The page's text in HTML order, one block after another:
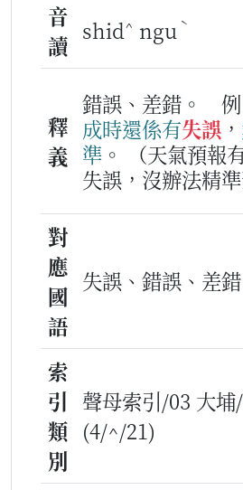
音
讀
shid^ ngu ˋ
釋
義
錯誤、差錯。 例
成時還係有失誤 ，
準 。
（天氣預報
失誤，沒辦法精準
對
應
國
語
失誤、錯誤、差錯
索
引
類
別
聲母索引/03 大
(4/^/21)